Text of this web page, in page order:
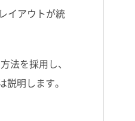
イアウトが統
法を採用し、
説明します。